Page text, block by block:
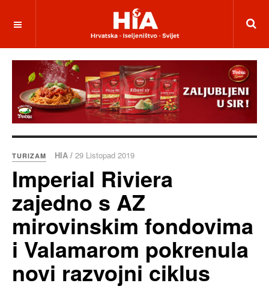
TURIZAM HIA / 29 Listopad 2019
Imperial Riviera
zajedno s AZ
mirovinskim fondovima
i Valamarom pokrenula
novi razvojni ciklus